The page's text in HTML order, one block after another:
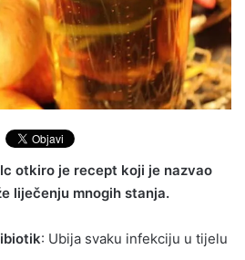
otkiro je recept koji je nazvao
liječenju mnogih stanja.
: Ubija svaku infekciju u tijelu